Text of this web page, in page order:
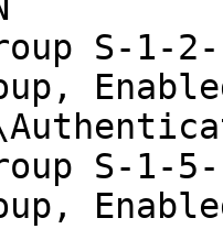
S-1-
S-1-5-